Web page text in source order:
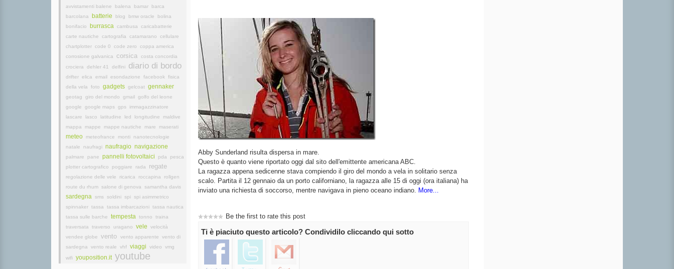
Abby Sunderland risulta dispersa in mare.
Questo è quanto viene riportato oggi dal sito dell'emittente americana ABC.
La ragazza appena sedicenne stava compiendo il giro del mondo a vela in solitario senza
scalo. Partita il 12 gennaio da un porto californiano, la ragazza alle 15 di oggi (ora italiana) ha
inviato una richiesta di soccorso, mentre navigava in pieno oceano indiano. More...
Be the first to rate this post
Ti è piaciuto questo articolo? Condividilo cliccando qui sotto
avvistamenti balene
balena bamar
barca
barcolana
batterie blog bmw oracle
bolina
bonifacio
burrasca cambusa
caricabatterie
carte nautiche
cartografia catamarano
cellulare
chartplotter code 0 code zero
coppa america
corrosione galvanica
corsica
costa concordia
crociera
dehler 41 delfini diario di bordo
drifter elica email esondazione facebook
fisica
della vela
foto gadgets gelcoat gennaker
geotag giro del mondo gmail golfo del leone
google
google maps gps
immagazzinatore
lascare
lasco latitudine led longitudine
maldive
mappa
mappe mappe nautiche mare maserati
meteo meteofrance monti
nanotecnologie
natale
naufragi naufragio navigazione
palmare pane pannelli fotovoltaici pda
pesca
plotter cartografico
poggiare rada regate
regolazione delle vele ricarica roccapina
rollgen
route du rhum
salone di genova samantha davis
sardegna sms soldini spi
spi asimmetrico
spinnaker tassa tassa imbarcazioni tassa nautica
tassa sulle barche
tempesta tonno
traina
traversata
traverso uragano vele
velocità
vendee globe
vento vento apparente
vento di
sardegna
vento reale vhf viaggi video
vmg
wifi youposition.it youtube